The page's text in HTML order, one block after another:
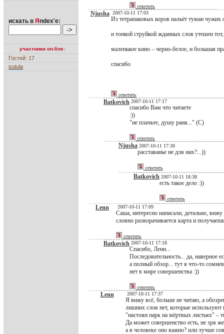
искать в Я ndex'е:
участники on-line:
Гостей: 17
sutula
ответить
Njusha 2007-10-11 17:03
Из тетрапаковых коров нальёт туман чужих
и тонкой струйкой жданных слов утешен
маленькое кино – черно-белое, и большая
спасибо
ответить
Batkovich 2007-10-11 17:17
спасибо Вам что читаете
:))
"не плачьте, душу раня..." (С)
ответить
Njusha 2007-10-11 17:30
расставанье не для них?...))
ответить
Batkovich 2007-10-11 18:38
есть такое дело :))
ответить
Lenn 2007-10-11 17:09
Саша, интересно написали, детально, вижу
словно разворачивается карта и
ответить
Batkovich 2007-10-11 17:18
Спасибо, Ленн...
Последовательность... да, наверное
а полный обзор... тут я что-то
нет в мире совершенства :))
ответить
Lenn 2007-10-11 17:37
Я вижу всё, больше не читаю, а
лишних слов нет, которые
"настоян парк на мёртвых листьях" –
Да может совершенство есть, не зря
а в человеке оно важно? или лучше